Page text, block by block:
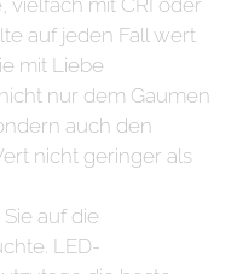
auf jeden Fall wert
mit Liebe
nur dem Gaumen
auch den
nicht geringer als
auf die
LED-